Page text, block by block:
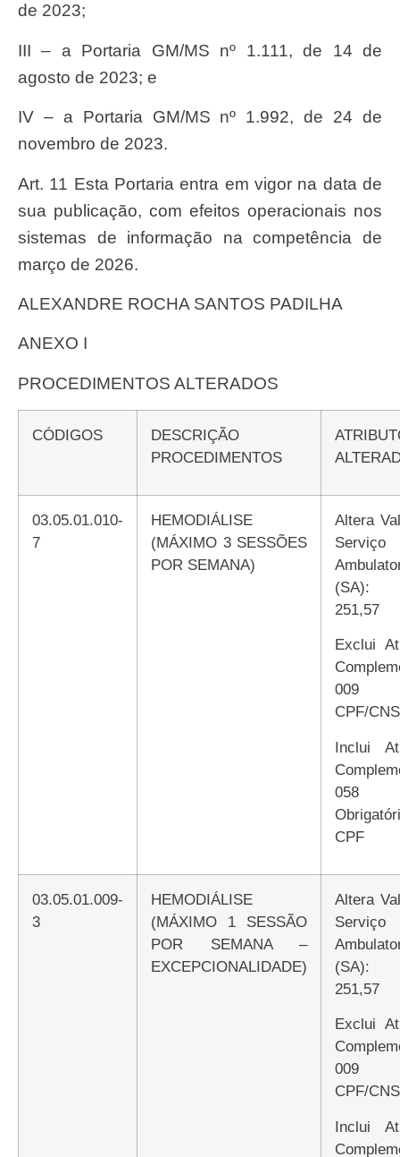
de 2023;
III – a Portaria GM/MS nº 1.111, de 14 de
agosto de 2023; e
IV – a Portaria GM/MS nº 1.992, de 24 de
novembro de 2023.
Art. 11 Esta Portaria entra em vigor na data de
sua publicação, com efeitos operacionais nos
sistemas de informação na competência de
março de 2026.
ALEXANDRE ROCHA SANTOS PADILHA
ANEXO I
PROCEDIMENTOS ALTERADOS
CÓDIGOS
DESCRIÇÃO
PROCEDIMENTOS
ATRIBUTO
03.05.01.010-
7
HEMODIÁLISE
(MÁXIMO 3 SESSÕES
POR SEMANA)
Altera Valor de
Serviço
(SA):
251,57
Exclui Atributo
009
CPF/CNS
Inclui Atributo
058
CPF
03.05.01.009-
3
HEMODIÁLISE
(MÁXIMO 1 SESSÃO
POR SEMANA –
EXCEPCIONALIDADE)
Altera Valor de
Serviço
(SA):
251,57
Exclui Atributo
009
CPF/CNS
Inclui Atributo